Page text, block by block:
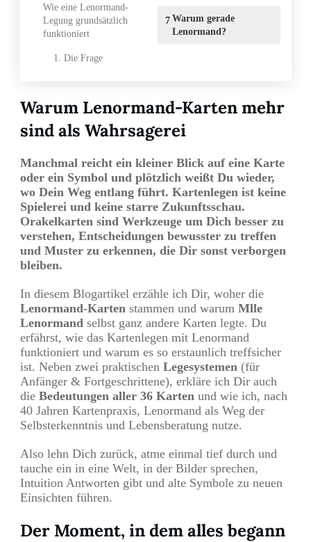
Wie eine Lenormand-
Legung grundsätzlich
funktioniert
1. Die Frage
7 Warum gerade
Lenormand?
Warum Lenormand-Karten mehr
sind als Wahrsagerei
Manchmal reicht ein kleiner Blick auf eine Karte
oder ein Symbol und plötzlich weißt Du wieder,
wo Dein Weg entlang führt. Kartenlegen ist keine
Spielerei und keine starre Zukunftsschau.
Orakelkarten sind Werkzeuge um Dich besser zu
verstehen, Entscheidungen bewusster zu treffen
und Muster zu erkennen, die Dir sonst verborgen
bleiben.
In diesem Blogartikel erzähle ich Dir, woher die
Lenormand-Karten stammen und warum Mlle
Lenormand selbst ganz andere Karten legte. Du
erfährst, wie das Kartenlegen mit Lenormand
funktioniert und warum es so erstaunlich treffsicher
ist. Neben zwei praktischen Legesystemen (für
Anfänger & Fortgeschrittene), erkläre ich Dir auch
die Bedeutungen aller 36 Karten und wie ich, nach
40 Jahren Kartenpraxis, Lenormand als Weg der
Selbsterkenntnis und Lebensberatung nutze.
Also lehn Dich zurück, atme einmal tief durch und
tauche ein in eine Welt, in der Bilder sprechen,
Intuition Antworten gibt und alte Symbole zu neuen
Einsichten führen.
Der Moment, in dem alles begann